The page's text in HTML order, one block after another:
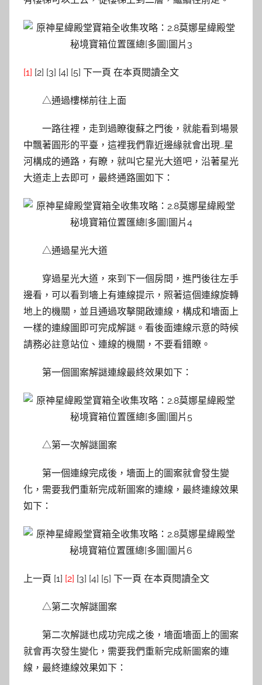
[1] [2] [3] [4] [5] 下一頁 在本頁閱讀全文
△通過樓梯前往上面
一路往裡，走到過瞭復蘇之門後，就能看到場景
中飄著圓形的平臺，這裡我們靠近邊緣就會出現…星
河構成的通路，有瞭，就叫它星光大道吧，沿著星光
大道走上去即可，最終通路圖如下：
△通過星光大道
穿過星光大道，來到下一個房間，進門後往左手
邊看，可以看到墻上有連線提示，照著這個連線旋轉
地上的機關，並且通過攻擊開啟連線，構成和墻面上
一樣的連線圖即可完成解謎。看後面連線示意的時候
請務必註意站位、連線的機關，不要看錯瞭。
第一個圖案解謎連線最終效果如下：
△第一次解謎圖案
第一個連線完成後，墻面上的圖案就會發生變
化，需要我們重新完成新圖案的連線，最終連線效果
如下：
上一頁 [1] [2] [3] [4] [5] 下一頁 在本頁閱讀全文
△第二次解謎圖案
第二次解謎也成功完成之後，墻面墻面上的圖案
就會再次發生變化，需要我們重新完成新圖案的連
線，最終連線效果如下：